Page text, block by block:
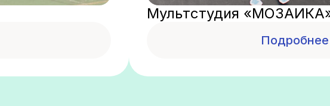
Мультстудия
Подробнее